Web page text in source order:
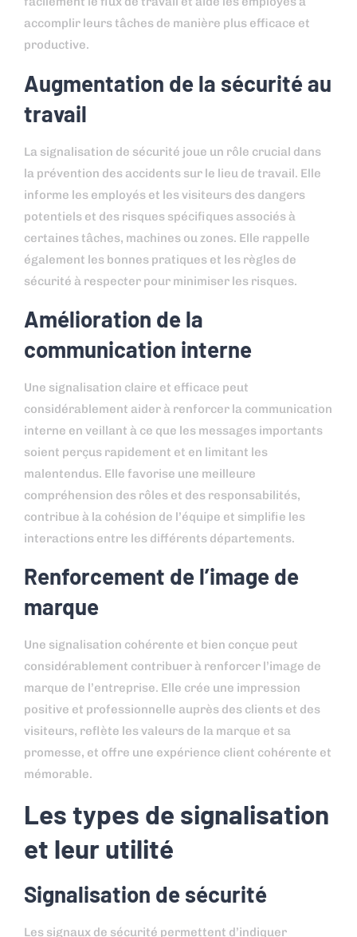
accomplir leurs tâches de manière plus efficace et
productive.
Augmentation de la sécurité au
travail
La signalisation de sécurité joue un rôle crucial dans
la prévention des accidents sur le lieu de travail. Elle
informe les employés et les visiteurs des dangers
potentiels et des risques spécifiques associés à
certaines tâches, machines ou zones. Elle rappelle
également les bonnes pratiques et les règles de
sécurité à respecter pour minimiser les risques.
Amélioration de la
communication interne
Une signalisation claire et efficace peut
considérablement aider à renforcer la communication
interne en veillant à ce que les messages importants
soient perçus rapidement et en limitant les
malentendus. Elle favorise une meilleure
compréhension des rôles et des responsabilités,
contribue à la cohésion de l’équipe et simplifie les
interactions entre les différents départements.
Renforcement de l’image de
marque
Une signalisation cohérente et bien conçue peut
considérablement contribuer à renforcer l’image de
marque de l’entreprise. Elle crée une impression
positive et professionnelle auprès des clients et des
visiteurs, reflète les valeurs de la marque et sa
promesse, et offre une expérience client cohérente et
mémorable.
Les types de signalisation
et leur utilité
Signalisation de sécurité
Les signaux de sécurité permettent d’indiquer